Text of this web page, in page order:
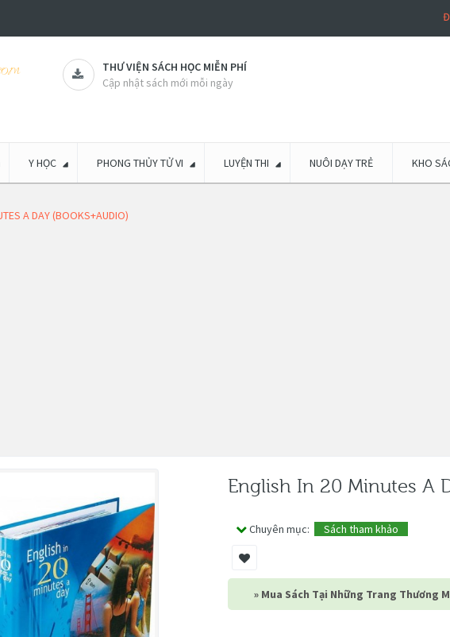
THƯ VIỆN SÁCH HỌC MIỄN PHÍ
Cập nhật sách mới mỗi ngày
Y HỌC PHONG THỦY TỬ VI LUYỆN THI NUÔI DẠY TRẺ KHO
A DAY (BOOKS+AUDIO)
English In 20 Minutes A
Chuyên mục: Sách tham khảo
» Mua Sách Tại Những Trang Thương